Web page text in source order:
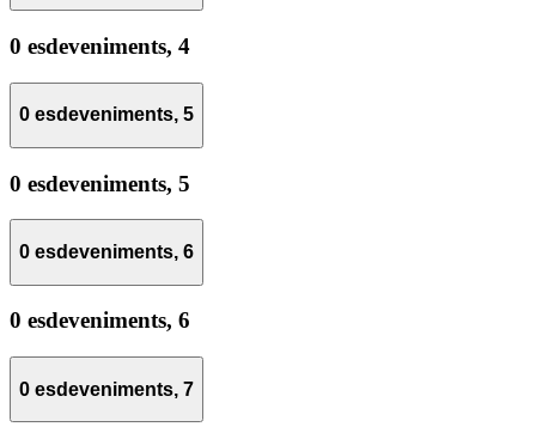
0 esdeveniments, 4
0 esdeveniments, 5
0 esdeveniments, 5
0 esdeveniments, 6
0 esdeveniments, 6
0 esdeveniments, 7